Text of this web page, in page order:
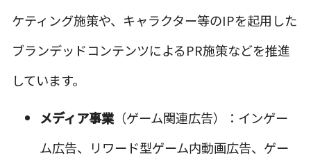
ケティング施策や、キャラクター等のIPを起用した
ブランデッドコンテンツによるPR施策などを推進
しています。
メディア事業 （ゲーム関連広告）：インゲー
ム広告、リワード型ゲーム内動画広告、ゲー